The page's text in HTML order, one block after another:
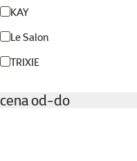
KAY
Le Salon
TRIXIE
cena od-do